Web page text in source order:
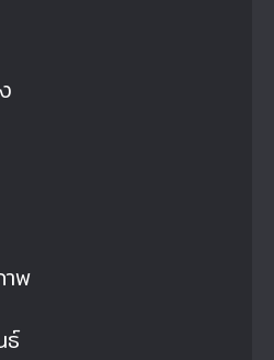
พ
ธ์